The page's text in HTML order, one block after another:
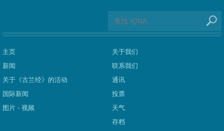
主页
新闻
关于《古兰经》的活动
国际新闻
图片 - 视频
关于我们
联系我们
通讯
投票
天气
存档